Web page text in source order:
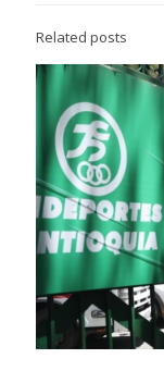
Related posts